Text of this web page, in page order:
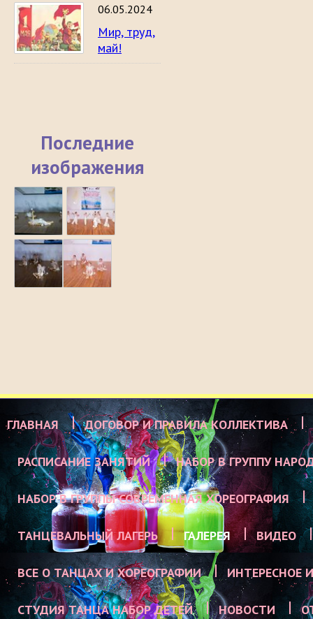
06.05.2024
Мир, труд,
май!
Последние
изображения
ГЛАВНАЯ ДОГОВОР И ПРАВИЛА КОЛЛЕКТИВА
РАСПИСАНИЕ ЗАНЯТИЙ НАБОР В ГРУППУ
НАБОР В ГРУППЫ СОВРЕМЕННАЯ ХОРЕОГРАФИЯ
ТАНЦЕВАЛЬНЫЙ ЛАГЕРЬ ГАЛЕРЕЯ ВИДЕО
ВСЕ О ТАНЦАХ И ХОРЕОГРАФИИ ИНТЕРЕСНОЕ
СТУДИЯ ТАНЦА НАБОР ДЕТЕЙ НОВОСТИ